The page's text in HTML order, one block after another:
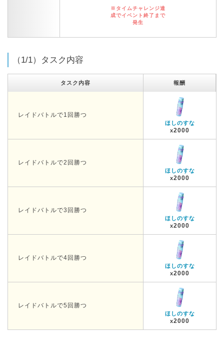
※タイムチャレンジ達
成でイベント終了まで
発生
（1/1）タスク内容
タスク内容 報酬
レイドバトルで1回勝つ
ほしのすな
x2000
レイドバトルで2回勝つ
ほしのすな
x2000
レイドバトルで3回勝つ
ほしのすな
x2000
レイドバトルで4回勝つ
ほしのすな
x2000
レイドバトルで5回勝つ
ほしのすな
x2000